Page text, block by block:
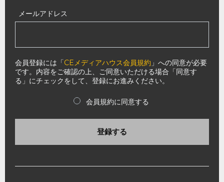
メールアドレス
会員登録には「CEメディアハウス会員規約 」への同意が必要
です。内容をご確認の上、ご同意いただける場合「同意す
る」にチェックをして、登録にお進みください。
会員規約に同意する
登録する